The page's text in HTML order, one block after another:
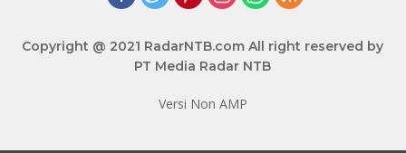
Copyright @ 2021 RadarNTB.com All right reserved by
PT Media Radar NTB
Versi Non AMP